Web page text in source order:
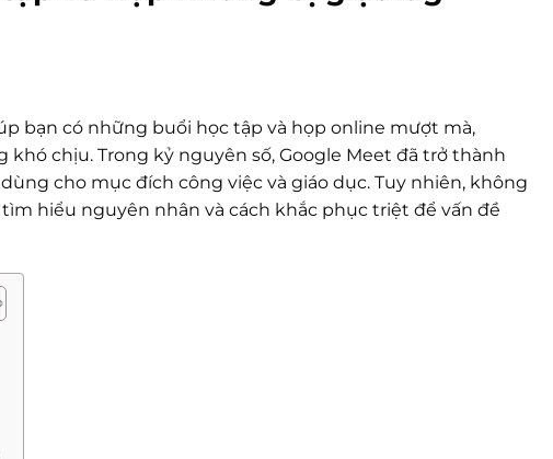
bạn có những buổi học tập và họp online mượt mà,
chịu. Trong kỷ nguyên số, Google Meet đã trở thành
cho mục đích công việc và giáo dục. Tuy nhiên, không
hiểu nguyên nhân và cách khắc phục triệt để vấn đề